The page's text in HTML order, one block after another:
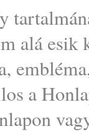
alá esik
a